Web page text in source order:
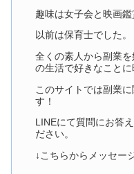
趣味は女子会と映画鑑
以前は保育士でした。
全くの素人から副業
の生活で好きなことに
このサイトでは副業
す！
LINEにて質問にお答
ださい。
↓こちらからメッセー